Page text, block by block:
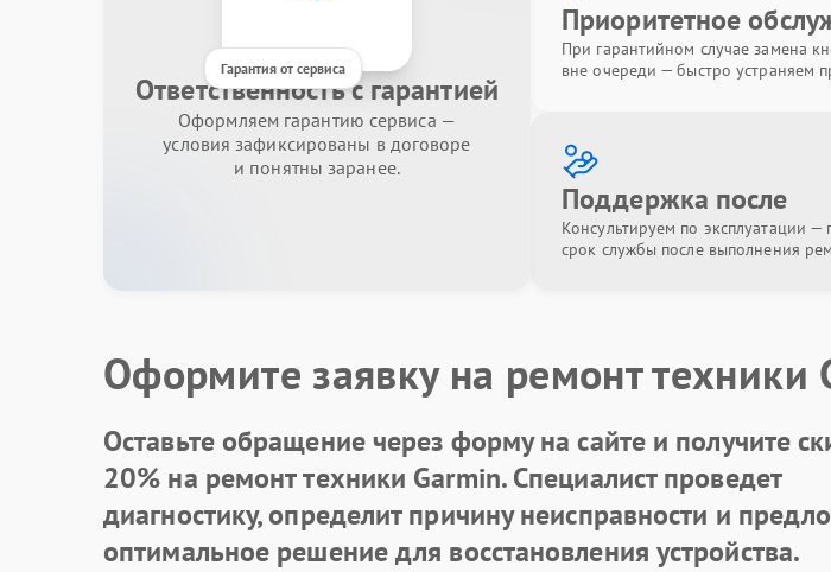
Гарантия от сервиса
Ответственность с гарантией
Оформляем гарантию сервиса —
условия зафиксированы в договоре
и понятны заранее.
Приоритетное
При гарантийном случае замена
вне очереди — быстро устраняем
Поддержка после
Консультируем по эксплуатации —
срок службы после выполнения
Оформите заявку на ремонт техники
Оставьте обращение через форму на сайте и получите
20% на ремонт техники Garmin. Специалист проведет
диагностику, определит причину неисправности и
оптимальное решение для восстановления устройства.